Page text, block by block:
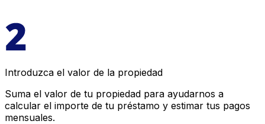
Introduzca el valor de la propiedad
Suma el valor de tu propiedad para ayudarnos a
calcular el importe de tu préstamo y estimar tus pagos
mensuales.